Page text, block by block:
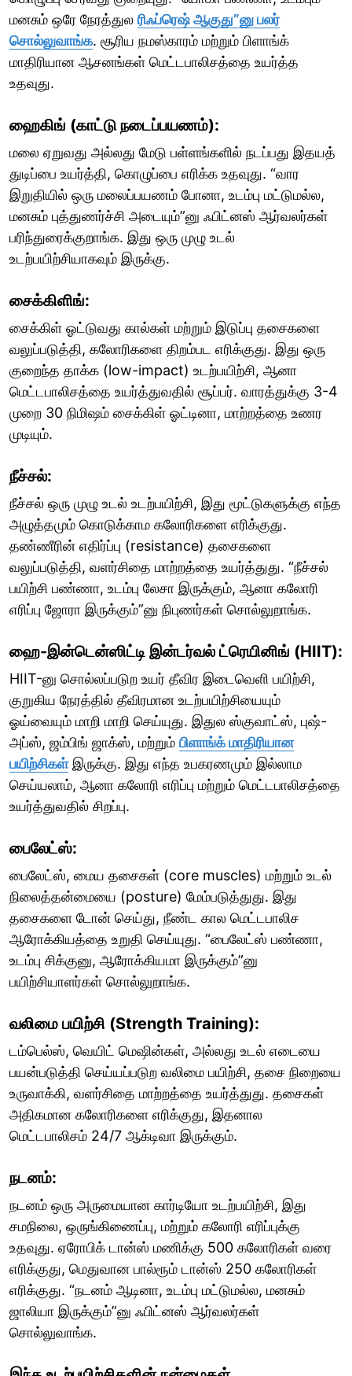
மனசும் ஒரே நேரத்துல ரிஃப்ரெஷ் ஆகுது”னு பலர்
சொல்லுவாங்க. சூரிய நமஸ்காரம் மற்றும் பிளாங்க்
மாதிரியான ஆசனங்கள் மெட்டபாலிசத்தை உயர்த்த
உதவுது.
ஹைகிங் (காட்டு நடைப்பயணம்):
மலை ஏறுவது அல்லது மேடு பள்ளங்களில் நடப்பது இதயத்
துடிப்பை உயர்த்தி, கொழுப்பை எரிக்க உதவுது. “வார
இறுதியில் ஒரு மலைப்பயணம் போனா, உடம்பு மட்டுமல்ல,
மனசும் புத்துணர்ச்சி அடையும்”னு ஃபிட்னஸ் ஆர்வலர்கள்
பரிந்துரைக்குறாங்க. இது ஒரு முழு உடல்
உடற்பயிற்சியாகவும் இருக்கு.
சைக்கிளிங்:
சைக்கிள் ஓட்டுவது கால்கள் மற்றும் இடுப்பு தசைகளை
வலுப்படுத்தி, கலோரிகளை திறம்பட எரிக்குது. இது ஒரு
குறைந்த தாக்க (low-impact) உடற்பயிற்சி, ஆனா
மெட்டபாலிசத்தை உயர்த்துவதில் சூப்பர். வாரத்துக்கு 3-4
முறை 30 நிமிஷம் சைக்கிள் ஓட்டினா, மாற்றத்தை உணர
முடியும்.
நீச்சல்:
நீச்சல் ஒரு முழு உடல் உடற்பயிற்சி, இது மூட்டுகளுக்கு எந்த
அழுத்தமும் கொடுக்காம கலோரிகளை எரிக்குது.
தண்ணீரின் எதிர்ப்பு (resistance) தசைகளை
வலுப்படுத்தி, வளர்சிதை மாற்றத்தை உயர்த்துது. “நீச்சல்
பயிற்சி பண்ணா, உடம்பு லேசா இருக்கும், ஆனா கலோரி
எரிப்பு ஜோரா இருக்கும்”னு நிபுணர்கள் சொல்லுறாங்க.
ஹை-இன்டென்ஸிட்டி இன்டர்வல் ட்ரெயினிங் (HIIT):
HIIT-னு சொல்லப்படுற உயர் தீவிர இடைவெளி பயிற்சி,
குறுகிய நேரத்தில் தீவிரமான உடற்பயிற்சியையும்
ஓய்வையும் மாறி மாறி செய்யுது. இதுல ஸ்குவாட்ஸ், புஷ்-
அப்ஸ், ஜம்பிங் ஜாக்ஸ், மற்றும் பிளாங்க் மாதிரியான
பயிற்சிகள்இருக்கு. இது எந்த உபகரணமும் இல்லாம
செய்யலாம், ஆனா கலோரி எரிப்பு மற்றும் மெட்டபாலிசத்தை
உயர்த்துவதில் சிறப்பு.
பைலேட்ஸ்:
பைலேட்ஸ், மைய தசைகள் (core muscles) மற்றும் உடல்
நிலைத்தன்மையை (posture) மேம்படுத்துது. இது
தசைகளை டோன் செய்து, நீண்ட கால மெட்டபாலிச
ஆரோக்கியத்தை உறுதி செய்யுது. “பைலேட்ஸ் பண்ணா,
உடம்பு சிக்குனு, ஆரோக்கியமா இருக்கும்”னு
பயிற்சியாளர்கள் சொல்லுறாங்க.
வலிமை பயிற்சி (Strength Training):
டம்பெல்ஸ், வெயிட் மெஷின்கள், அல்லது உடல் எடையை
பயன்படுத்தி செய்யப்படுற வலிமை பயிற்சி, தசை நிறையை
உருவாக்கி, வளர்சிதை மாற்றத்தை உயர்த்துது. தசைகள்
அதிகமான கலோரிகளை எரிக்குது, இதனால
மெட்டபாலிசம் 24/7 ஆக்டிவா இருக்கும்.
நடனம்:
நடனம் ஒரு அருமையான கார்டியோ உடற்பயிற்சி, இது
சமநிலை, ஒருங்கிணைப்பு, மற்றும் கலோரி எரிப்புக்கு
உதவுது. ஏரோபிக் டான்ஸ் மணிக்கு 500 கலோரிகள் வரை
எரிக்குது, மெதுவான பால்ரூம் டான்ஸ் 250 கலோரிகள்
எரிக்குது. “நடனம் ஆடினா, உடம்பு மட்டுமல்ல, மனசும்
ஜாலியா இருக்கும்”னு ஃபிட்னஸ் ஆர்வலர்கள்
சொல்லுவாங்க.